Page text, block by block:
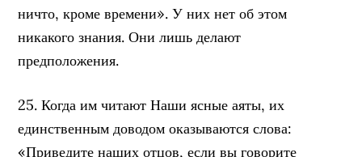
ничто, кроме времени». У них нет об этом
никакого знания. Они лишь делают
предположения.
25. Когда им читают Наши ясные аяты, их
единственным доводом оказываются слова:
«Приведите наших отцов, если вы говорите